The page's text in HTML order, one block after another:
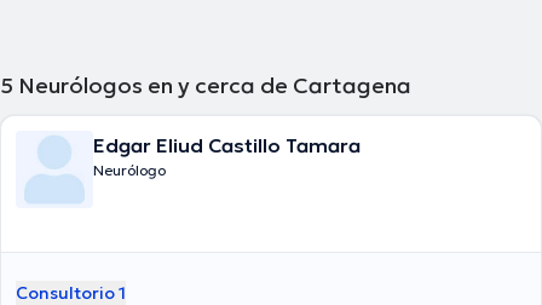
5 Neurólogos en y cerca de Cartagena
Edgar Eliud Castillo Tamara
Neurólogo
Consultorio 1